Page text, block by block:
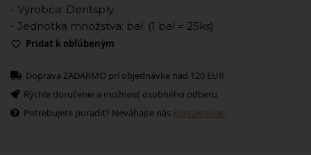
- Výrobca: Dentsply
- Jednotka množstva: bal. (1 bal = 25ks)
Pridať k obľúbeným
Doprava ZADARMO pri objednávke nad 120 EUR
Rýchle doručenie a možnosť osobného odberu
Potrebujete poradiť? Neváhajte nás kontaktovať.